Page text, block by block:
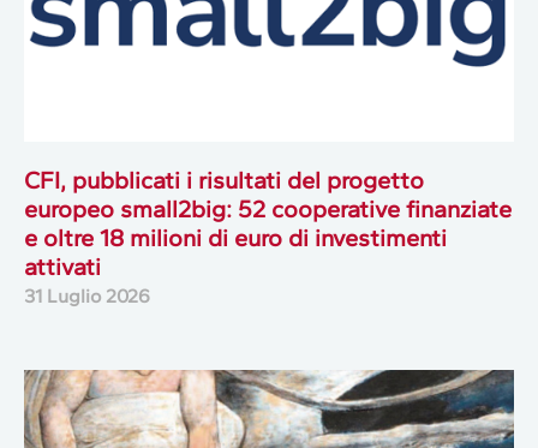
CFI, pubblicati i risultati del progetto
europeo small2big: 52 cooperative finanziate
e oltre 18 milioni di euro di investimenti
attivati
31 Luglio 2026